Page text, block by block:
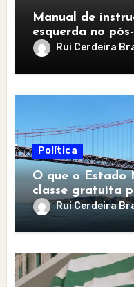
Manual de
esquerda no
Rui Cerdeira
Política
O que o Estado
classe gratuita
Rui Cerdeira